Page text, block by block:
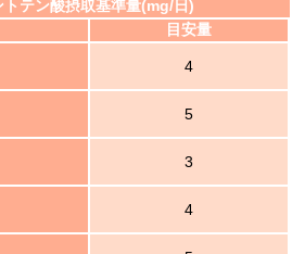
トテン酸摂取基準量(mg/日)
目安量
4
5
3
4